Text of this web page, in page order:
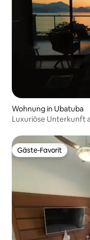
Wohnung in Ubatuba
Luxuriöse Unterkunft
Gäste-Favorit
Gäste-Favorit